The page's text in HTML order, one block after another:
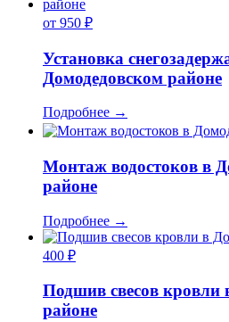
от 950 ₽
Установка
Домодедовском районе
Подробнее →
Монтаж водостоков в
районе
Подробнее →
400 ₽
Подшив свесов кровли
районе